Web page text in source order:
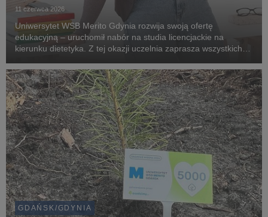
11 czerwca 2026
Uniwersytet WSB Merito Gdynia rozwija swoją ofertę
edukacyjną – uruchomił nabór na studia licencjackie na
kierunku dietetyka. Z tej okazji uczelnia zaprasza wszystkich
karierą w branży dietetycznej na bezpłatny webina...
GDAŃSK/GDYNIA